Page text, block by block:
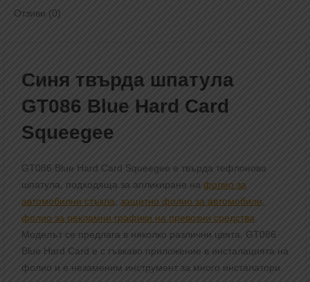
Отзиви (0)
Синя твърда шпатула
GT086 Blue Hard Card
Squeegee
GT086 Blue Hard Card Squeegee е твърда тефлонова
шпатула, подходяща за апликиране на фолио за
автомобилни стъкла защитно фолио за автомобили
фолио за рекламни графики на превозни средства
Моделът се предлага в няколко различни цвята. GT086
Blue Hard Card е с гъвкаво приложение в инсталацията на
фолио и е незаменим инструмент за много инсталатори.